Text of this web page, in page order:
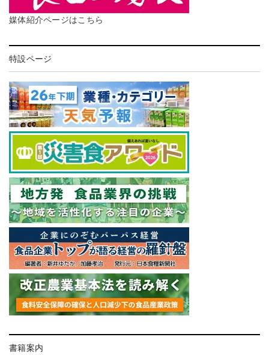
媒体紹介ページはこちら
特設ページ
書籍案内